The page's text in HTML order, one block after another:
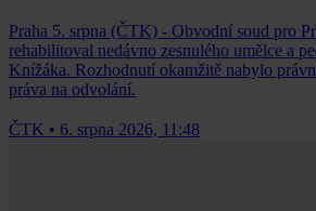
Praha 5. srpna (ČTK) - Obvodní soud pro
rehabilitoval nedávno zesnulého umělce a
Knížáka. Rozhodnutí okamžitě nabylo
práva na odvolání.
ČTK • 6. srpna 2026, 11:48